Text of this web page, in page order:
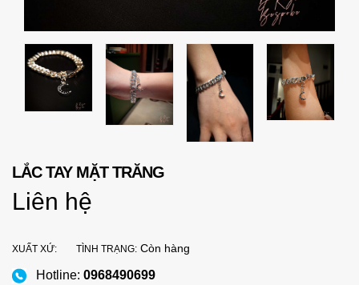
LẮC TAY MẶT TRĂNG
Liên hệ
XUẤT XỨ: TÌNH TRẠNG: Còn hàng
Hotline: 0968490699